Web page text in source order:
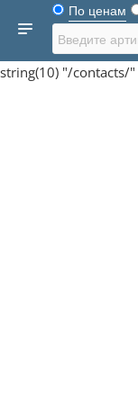
По ценам
string(10) "/contacts/"